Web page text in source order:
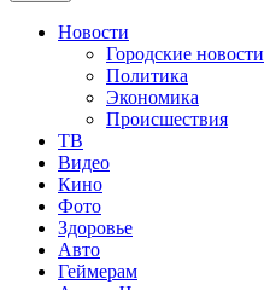
Новости
Городские новости
Политика
Экономика
Происшествия
ТВ
Видео
Кино
Фото
Здоровье
Авто
Геймерам